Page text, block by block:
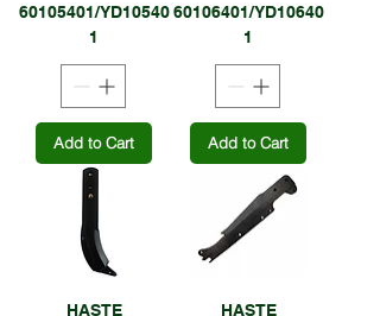
60105401/YD10540
1
Add to Cart
60106401/YD10640
1
Add to Cart
HASTE HASTE